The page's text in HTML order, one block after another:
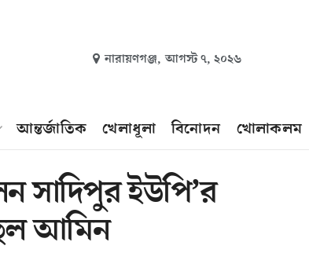
নারায়ণগঞ্জ, আগস্ট ৭, ২০২৬
আন্তর্জাতিক খেলাধূলা বিনোদন খোলাকলম
সাদিপুর ইউপি’র
আমিন